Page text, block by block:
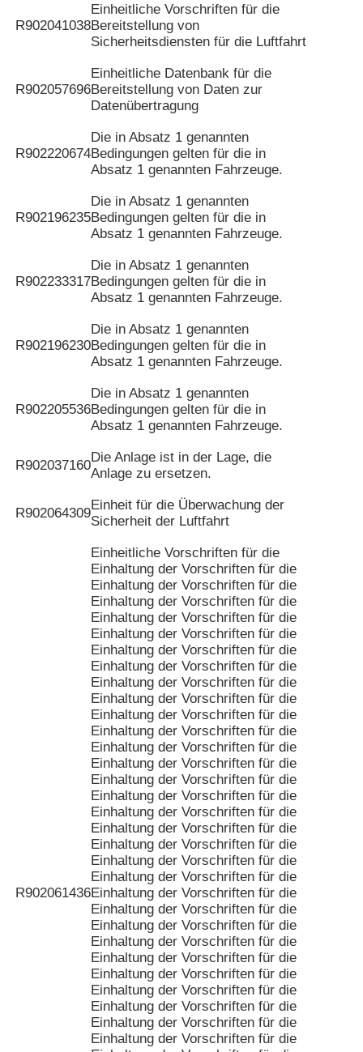
R902041038
Einheitliche Vorschriften für die
Bereitstellung von
Sicherheitsdiensten für die Luftfahrt
R902057696
Einheitliche Datenbank für die
Bereitstellung von Daten zur
Datenübertragung
R902220674
Die in Absatz 1 genannten
Bedingungen gelten für die in
Absatz 1 genannten Fahrzeuge.
R902196235
Die in Absatz 1 genannten
Bedingungen gelten für die in
Absatz 1 genannten Fahrzeuge.
R902233317
Die in Absatz 1 genannten
Bedingungen gelten für die in
Absatz 1 genannten Fahrzeuge.
R902196230
Die in Absatz 1 genannten
Bedingungen gelten für die in
Absatz 1 genannten Fahrzeuge.
R902205536
Die in Absatz 1 genannten
Bedingungen gelten für die in
Absatz 1 genannten Fahrzeuge.
R902037160
Die Anlage ist in der Lage, die
Anlage zu ersetzen.
R902064309
Einheit für die Überwachung der
Sicherheit der Luftfahrt
R902061436
Einheitliche Vorschriften für die
Einhaltung der Vorschriften für die
Einhaltung der Vorschriften für die
Einhaltung der Vorschriften für die
Einhaltung der Vorschriften für die
Einhaltung der Vorschriften für die
Einhaltung der Vorschriften für die
Einhaltung der Vorschriften für die
Einhaltung der Vorschriften für die
Einhaltung der Vorschriften für die
Einhaltung der Vorschriften für die
Einhaltung der Vorschriften für die
Einhaltung der Vorschriften für die
Einhaltung der Vorschriften für die
Einhaltung der Vorschriften für die
Einhaltung der Vorschriften für die
Einhaltung der Vorschriften für die
Einhaltung der Vorschriften für die
Einhaltung der Vorschriften für die
Einhaltung der Vorschriften für die
Einhaltung der Vorschriften für die
Einhaltung der Vorschriften für die
Einhaltung der Vorschriften für die
Einhaltung der Vorschriften für die
Einhaltung der Vorschriften für die
Einhaltung der Vorschriften für die
Einhaltung der Vorschriften für die
Einhaltung der Vorschriften für die
Einhaltung der Vorschriften für die
Einhaltung der Vorschriften für die
Einhaltung der Vorschriften für die